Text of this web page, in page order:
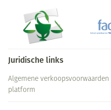
Juridische links
Algemene verkoopsvoorwaarden
platform